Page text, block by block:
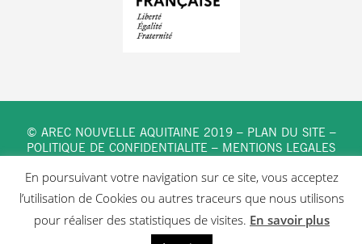
© AREC NOUVELLE AQUITAINE 2019 – PLAN DU SITE–
POLITIQUE DE CONFIDENTIALITE – MENTIONS LEGALES
En poursuivant votre navigation sur ce site, vous acceptez
l’utilisation de Cookies ou autres traceurs que nous utilisons
pour réaliser des statistiques de visites. En savoir plus